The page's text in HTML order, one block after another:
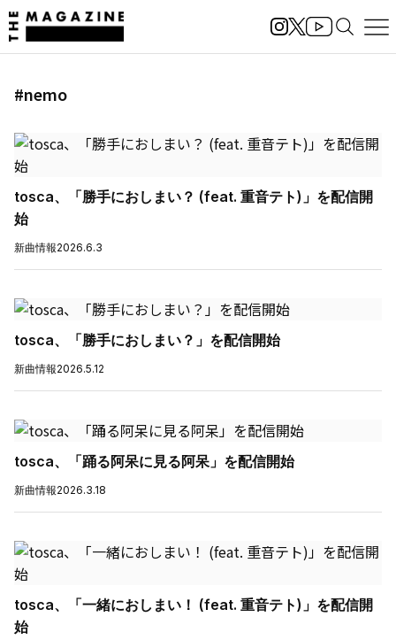
#nemo
tosca、「勝手におしまい？ (feat. 重音テト)」を配信開
始
新曲情報2026.6.3
tosca、「勝手におしまい？」を配信開始
新曲情報2026.5.12
tosca、「踊る阿呆に見る阿呆」を配信開始
新曲情報2026.3.18
tosca、「一緒におしまい！ (feat. 重音テト)」を配信開
始